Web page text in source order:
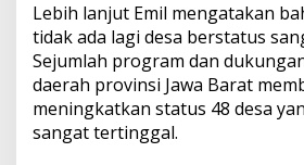
Lebih lanjut Emil mengatakan
tidak ada lagi desa berstatus
Sejumlah program dan
daerah provinsi Jawa Barat
meningkatkan status 48 desa
sangat tertinggal.